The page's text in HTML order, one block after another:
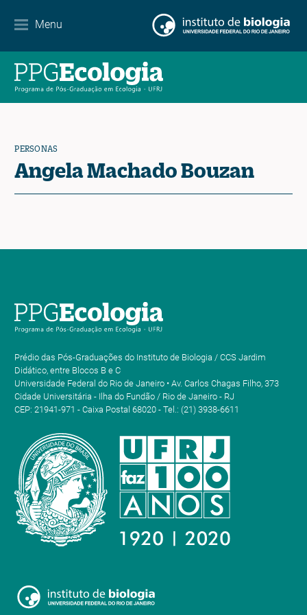
Menu
EN ES PT
PERSONAS
Angela Machado Bouzan
Prédio das Pós-Graduações do Instituto de Biologia / CCS Jardim
Didático, entre Blocos B e C
Universidade Federal do Rio de Janeiro • Av. Carlos Chagas Filho, 373
Cidade Universitária - Ilha do Fundão / Rio de Janeiro - RJ
CEP: 21941-971 - Caixa Postal 68020 - Tel.: (21) 3938-6611